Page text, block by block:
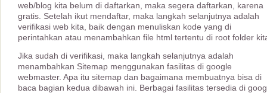
web/blog kita belum di daftarkan, maka segera daftarkan, karena
gratis. Setelah ikut mendaftar, maka langkah selanjutnya adalah
verifikasi web kita, baik dengan menuliskan kode yang di
perintahkan atau menambahkan file html tertentu di root folder
Jika sudah di verifikasi, maka langkah selanjutnya adalah
menambahkan Sitemap menggunakan fasilitas di google
webmaster. Apa itu sitemap dan bagaimana membuatnya bisa di
baca bagian kedua dibawah ini. Berbagai fasilitas tersedia di